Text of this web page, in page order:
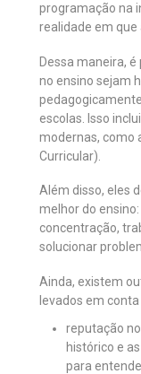
programação na
realidade em que
Dessa maneira,
no ensino sejam
escolas. Isso
modernas, como
Curricular).
Além disso, eles
melhor do
concentração,
solucionar
Ainda, existem
levados em
reputação
histórico e
para